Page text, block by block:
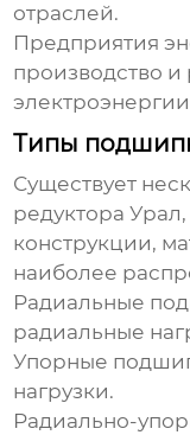
отраслей.
Предприятия
производство
Типы
Существует
редуктора Урал
конструкции,
наиболее
Радиальные
радиальные
Упорные
нагрузки.
Радиально-